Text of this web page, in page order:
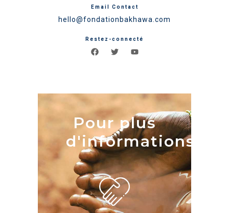
Email Contact
hello@fondationbakhawa.com
Restez-connecté
Pour plus
d'informations